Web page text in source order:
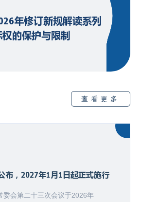
年修订新规解读系列
权的保护与限制
查看更多
布，2027年1月1日起正式施行
委会第二十三次会议于2026年